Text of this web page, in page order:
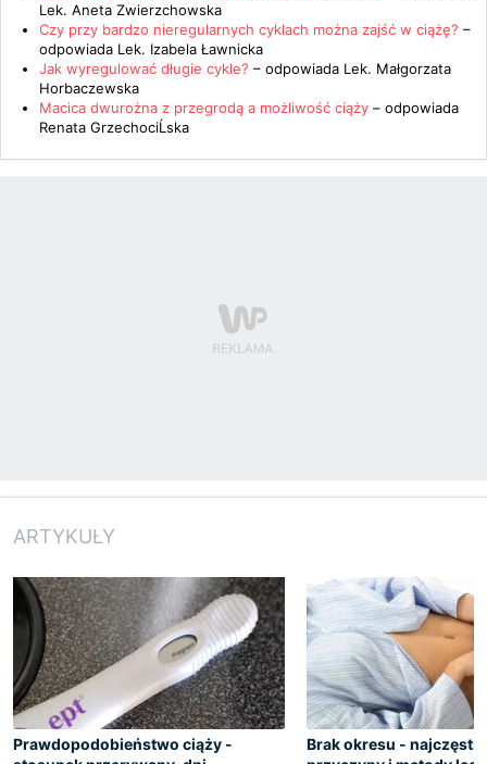
Lek. Aneta Zwierzchowska
Czy przy bardzo nieregularnych cyklach można zajść w ciążę? –
odpowiada Lek. Izabela Ławnicka
Jak wyregulować długie cykle? – odpowiada Lek. Małgorzata
Horbaczewska
Macica dwurożna z przegrodą a możliwość ciąży – odpowiada
Renata GrzechociĹska
ARTYKUŁY
Prawdopodobieństwo ciąży -
Brak okresu -